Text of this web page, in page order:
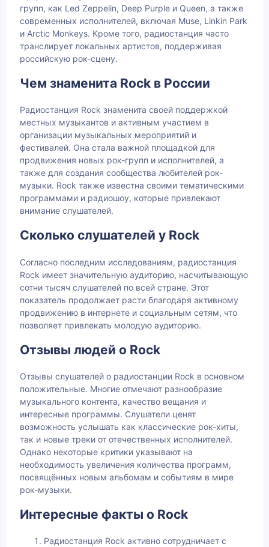
групп, как Led Zeppelin, Deep Purple и Queen, а также
современных исполнителей, включая Muse, Linkin Park
и Arctic Monkeys. Кроме того, радиостанция часто
транслирует локальных артистов, поддерживая
российскую рок-сцену.
Чем знаменита Rock в России
Радиостанция Rock знаменита своей поддержкой
местных музыкантов и активным участием в
организации музыкальных мероприятий и
фестивалей. Она стала важной площадкой для
продвижения новых рок-групп и исполнителей, а
также для создания сообщества любителей рок-
музыки. Rock также известна своими тематическими
программами и радиошоу, которые привлекают
внимание слушателей.
Сколько слушателей у Rock
Согласно последним исследованиям, радиостанция
Rock имеет значительную аудиторию, насчитывающую
сотни тысяч слушателей по всей стране. Этот
показатель продолжает расти благодаря активному
продвижению в интернете и социальным сетям, что
позволяет привлекать молодую аудиторию.
Отзывы людей о Rock
Отзывы слушателей о радиостанции Rock в основном
положительные. Многие отмечают разнообразие
музыкального контента, качество вещания и
интересные программы. Слушатели ценят
возможность услышать как классические рок-хиты,
так и новые треки от отечественных исполнителей.
Однако некоторые критики указывают на
необходимость увеличения количества программ,
посвящённых новым альбомам и событиям в мире
рок-музыки.
Интересные факты о Rock
Радиостанция Rock активно сотрудничает с